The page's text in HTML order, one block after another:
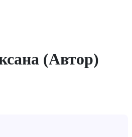
(Автор)